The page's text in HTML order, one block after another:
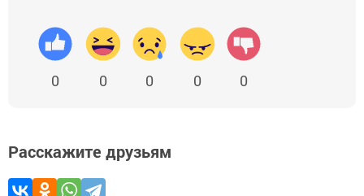
0 0 0 0 0
Расскажите друзьям